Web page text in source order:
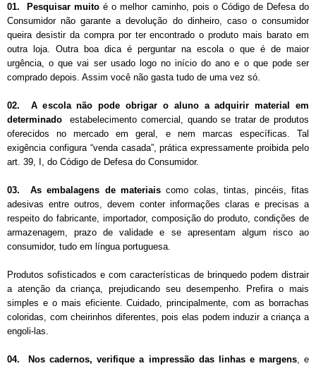
01. Pesquisar muito é o melhor caminho, pois o Código de Defesa do
Consumidor não garante a devolução do dinheiro, caso o consumidor
queira desistir da compra por ter encontrado o produto mais barato em
outra loja. Outra boa dica é perguntar na escola o que é de maior
urgência, o que vai ser usado logo no início do ano e o que pode ser
comprado depois. Assim você não gasta tudo de uma vez só.
02. A escola não pode obrigar o aluno a adquirir material em
determinado estabelecimento comercial, quando se tratar de produtos
oferecidos no mercado em geral, e nem marcas específicas. Tal
exigência configura “venda casada”, prática expressamente proibida pelo
art. 39, I, do Código de Defesa do Consumidor.
03. As embalagens de materiais como colas, tintas, pincéis, fitas
adesivas entre outros, devem conter informações claras e precisas a
respeito do fabricante, importador, composição do produto, condições de
armazenagem, prazo de validade e se apresentam algum risco ao
consumidor, tudo em língua portuguesa.
Produtos sofisticados e com características de brinquedo podem distrair
a atenção da criança, prejudicando seu desempenho. Prefira o mais
simples e o mais eficiente. Cuidado, principalmente, com as borrachas
coloridas, com cheirinhos diferentes, pois elas podem induzir a criança a
engoli-las.
04. Nos cadernos, verifique a impressão das linhas e margens, e